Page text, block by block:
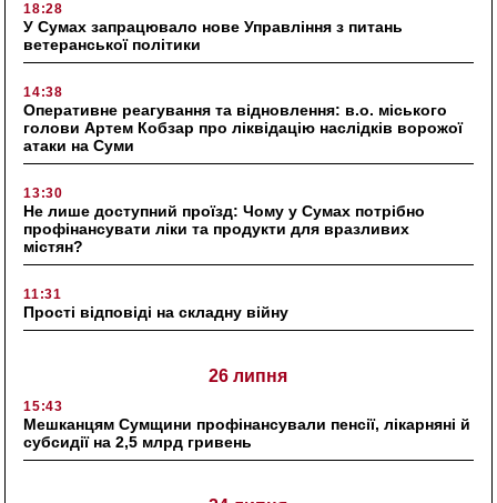
18:28
У Сумах запрацювало нове Управління з питань
ветеранської політики
14:38
Оперативне реагування та відновлення: в.о. міського
голови Артем Кобзар про ліквідацію наслідків ворожої
атаки на Суми
13:30
Не лише доступний проїзд: Чому у Сумах потрібно
профінансувати ліки та продукти для вразливих
містян?
11:31
Прості відповіді на складну війну
26 липня
15:43
Мешканцям Сумщини профінансували пенсії, лікарняні й
субсидії на 2,5 млрд гривень